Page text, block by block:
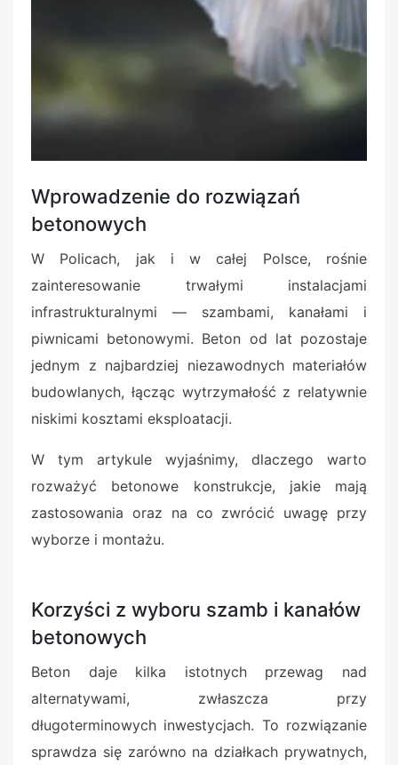
Wprowadzenie do rozwiązań
betonowych
W Policach, jak i w całej Polsce, rośnie
zainteresowanie trwałymi instalacjami
infrastrukturalnymi — szambami, kanałami i
piwnicami betonowymi. Beton od lat pozostaje
jednym z najbardziej niezawodnych materiałów
budowlanych, łącząc wytrzymałość z relatywnie
niskimi kosztami eksploatacji.
W tym artykule wyjaśnimy, dlaczego warto
rozważyć betonowe konstrukcje, jakie mają
zastosowania oraz na co zwrócić uwagę przy
wyborze i montażu.
Korzyści z wyboru szamb i kanałów
betonowych
Beton daje kilka istotnych przewag nad
alternatywami, zwłaszcza przy
długoterminowych inwestycjach. To rozwiązanie
sprawdza się zarówno na działkach prywatnych,